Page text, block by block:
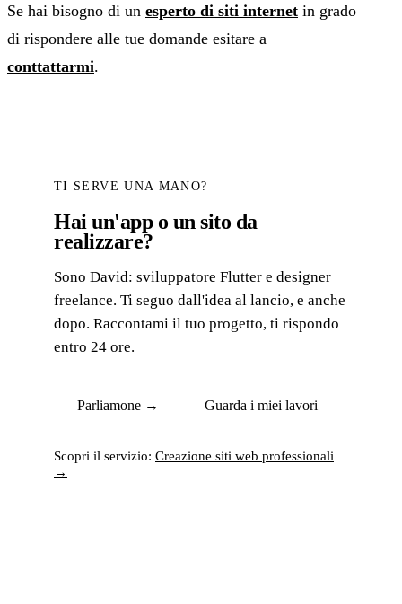
Se hai bisogno di un esperto di siti internet in grado
di rispondere alle tue domande esitare a
conttattarmi.
TI SERVE UNA MANO?
Hai un'app o un sito da
realizzare?
Sono David: sviluppatore Flutter e designer
freelance. Ti seguo dall'idea al lancio, e anche
dopo. Raccontami il tuo progetto, ti rispondo
entro 24 ore.
Parliamone → Guarda i miei lavori
Scopri il servizio: Creazione siti web professionali
→